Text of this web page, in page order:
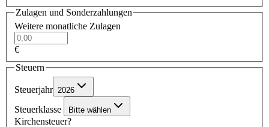
Zulagen und Sonderzahlungen
Weitere monatliche Zulagen
€
Steuern
Steuerjahr 2026
Steuerklasse Bitte wählen
Kirchensteuer?